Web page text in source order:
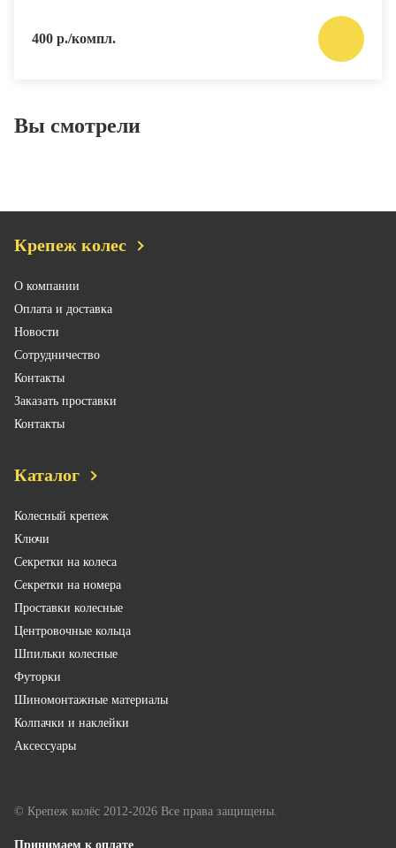
400 р./компл.
Вы смотрели
Крепеж колес
О компании
Оплата и доставка
Новости
Сотрудничество
Контакты
Заказать проставки
Контакты
Каталог
Колесный крепеж
Ключи
Секретки на колеса
Секретки на номера
Проставки колесные
Центровочные кольца
Шпильки колесные
Футорки
Шиномонтажные материалы
Колпачки и наклейки
Аксессуары
© Крепеж колёс 2012-2026 Все права защищены.
Принимаем к оплате